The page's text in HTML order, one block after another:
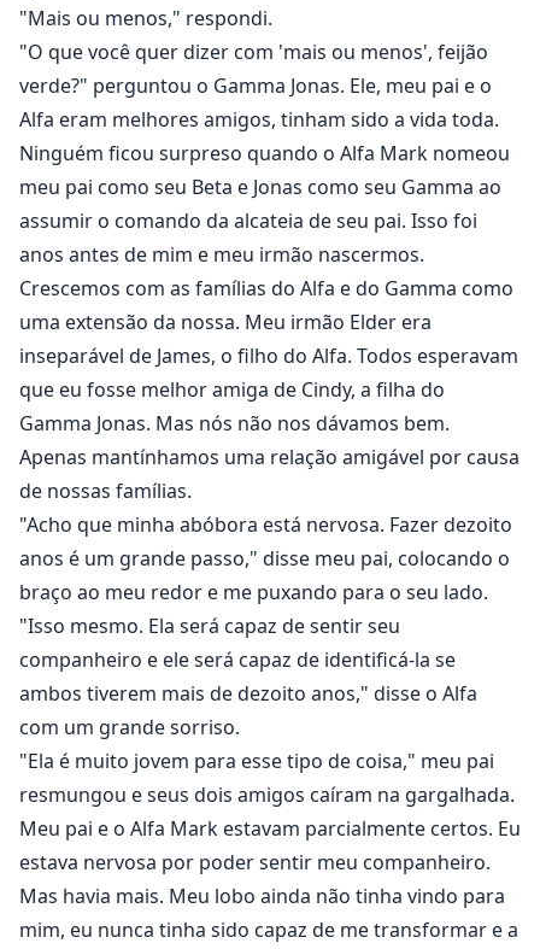
"Mais ou menos," respondi.
"O que você quer dizer com 'mais ou menos', feijão
verde?" perguntou o Gamma Jonas. Ele, meu pai e o
Alfa eram melhores amigos, tinham sido a vida toda.
Ninguém ficou surpreso quando o Alfa Mark nomeou
meu pai como seu Beta e Jonas como seu Gamma ao
assumir o comando da alcateia de seu pai. Isso foi
anos antes de mim e meu irmão nascermos.
Crescemos com as famílias do Alfa e do Gamma como
uma extensão da nossa. Meu irmão Elder era
inseparável de James, o filho do Alfa. Todos esperavam
que eu fosse melhor amiga de Cindy, a filha do
Gamma Jonas. Mas nós não nos dávamos bem.
Apenas mantínhamos uma relação amigável por causa
de nossas famílias.
"Acho que minha abóbora está nervosa. Fazer dezoito
anos é um grande passo," disse meu pai, colocando o
braço ao meu redor e me puxando para o seu lado.
"Isso mesmo. Ela será capaz de sentir seu
companheiro e ele será capaz de identificá-la se
ambos tiverem mais de dezoito anos," disse o Alfa
com um grande sorriso.
"Ela é muito jovem para esse tipo de coisa," meu pai
resmungou e seus dois amigos caíram na gargalhada.
Meu pai e o Alfa Mark estavam parcialmente certos. Eu
estava nervosa por poder sentir meu companheiro.
Mas havia mais. Meu lobo ainda não tinha vindo para
mim, eu nunca tinha sido capaz de me transformar e a